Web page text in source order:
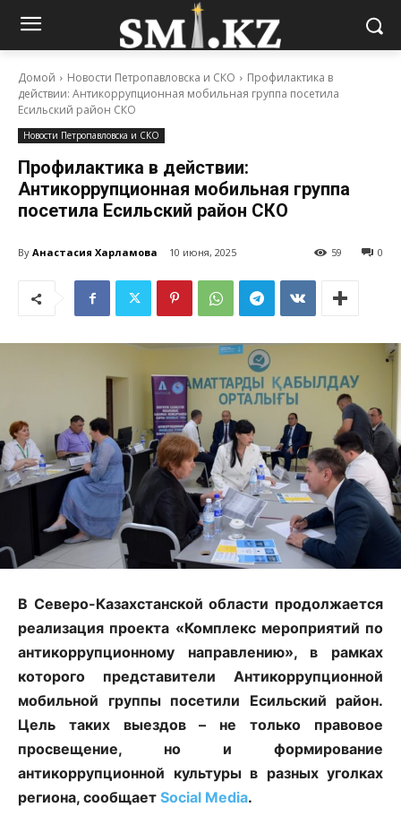
Домой Новости Петропавловска и СКО
Профилактика в
действии: Антикоррупционная мобильная группа посетила
Есильский район СКО
Новости Петропавловска и СКО
Профилактика в действии:
Антикоррупционная мобильная группа
посетила Есильский район СКО
By Анастасия Харламова 10 июня, 2025 0
59
В Северо-Казахстанской области продолжается
реализация проекта «Комплекс мероприятий по
антикоррупционному направлению», в рамках
которого представители Антикоррупционной
мобильной группы посетили Есильский район.
Цель таких выездов – не только правовое
просвещение, но и формирование
антикоррупционной культуры в разных уголках
региона, сообщает Social Media.